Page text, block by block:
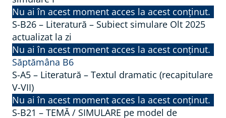
Nu ai în acest moment acces la acest conținut.
S-B26 – Literatură – Subiect simulare Olt 2025
actualizat la zi
Nu ai în acest moment acces la acest conținut.
Săptămâna B6
S-A5 – Literatură – Textul dramatic (recapitulare
V-VII)
Nu ai în acest moment acces la acest conținut.
S-B21 – TEMĂ / SIMULARE pe model de